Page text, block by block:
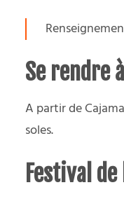
Se rendre
A partir de
soles.
Festival